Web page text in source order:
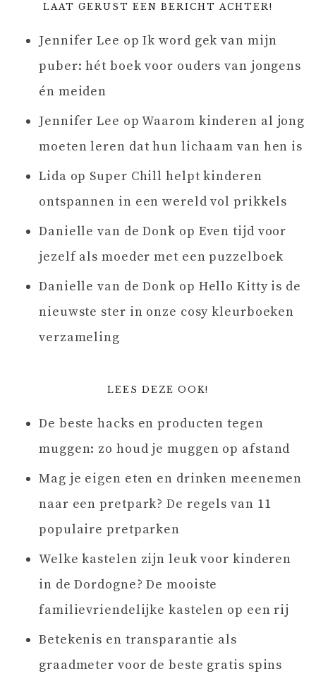
LAAT GERUST EEN BERICHT ACHTER!
Jennifer Lee opIk word gek van mijn
puber: hét boek voor ouders van jongens
én meiden
Jennifer Lee opWaarom kinderen al jong
moeten leren dat hun lichaam van hen is
Lida op Super Chill helpt kinderen
ontspannen in een wereld vol prikkels
Danielle van de Donk op Even tijd voor
jezelf als moeder met een puzzelboek
Danielle van de Donk op Hello Kitty is de
nieuwste ster in onze cosy kleurboeken
verzameling
LEES DEZE OOK!
De beste hacks en producten tegen
muggen: zo houd je muggen op afstand
Mag je eigen eten en drinken meenemen
naar een pretpark? De regels van 11
populaire pretparken
Welke kastelen zijn leuk voor kinderen
in de Dordogne? De mooiste
familievriendelijke kastelen op een rij
Betekenis en transparantie als
graadmeter voor de beste gratis spins